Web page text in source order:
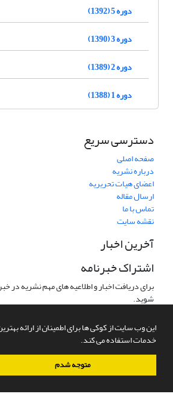
این وب سایت از کوکی ها برای اطمینان از ارائه
خدمات استفاده می کند.
متوجه شدم
دوره 5 (1392)
دوره 3 (1390)
دوره 2 (1389)
دوره 1 (1388)
دسترسی سریع
صفحه اصلی
درباره نشریه
اعضای هیات تحریریه
ارسال مقاله
تماس با ما
نقشه سایت
آخرین اخبار
اشتراک خبرنامه
برای دریافت اخبار و اطلاعیه های مهم نشریه در
شوید.
سامانه مدیریت نشریات علمی.طراحی و پیاده